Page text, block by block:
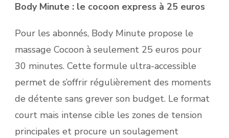
Body Minute : le cocoon express à 25 euros
Pour les abonnés, Body Minute propose le
massage Cocoon à seulement 25 euros pour
30 minutes. Cette formule ultra-accessible
permet de s’offrir régulièrement des moments
de détente sans grever son budget. Le format
court mais intense cible les zones de tension
principales et procure un soulagement